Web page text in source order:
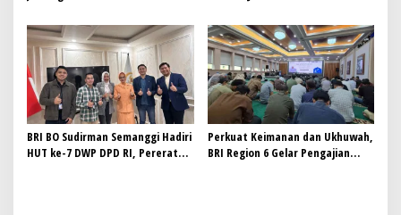
Kantor
BRI BO Sudirman Semanggi Hadiri
HUT ke-7 DWP DPD RI, Pererat
Perkuat Keimanan dan Ukhuwah,
BRI Region 6 Gelar Pengajian